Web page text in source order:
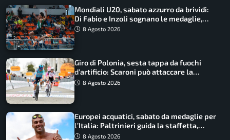
Mondiali U20, sabato azzurro da brividi:
Di Fabio e Inzoli sognano le medaglie,
Castellani e Succo in finale
8 Agosto 2026
Giro di Polonia, sesta tappa da fuochi
d’artificio: Scaroni può attaccare la
maglia di Lemmen
8 Agosto 2026
Europei acquatici, sabato da medaglie per
l’Italia: Paltrinieri guida la staffetta,
Barnabà sogna l’oro dalle grandi altezze
8 Agosto 2026